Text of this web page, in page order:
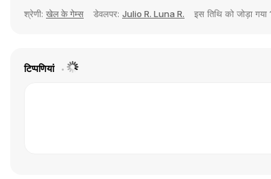
श्रेणी: खेल के गेम्स डेवलपर: Julio R. Luna R. इस तिथि को जोड़ा गया
टिप्पणियां